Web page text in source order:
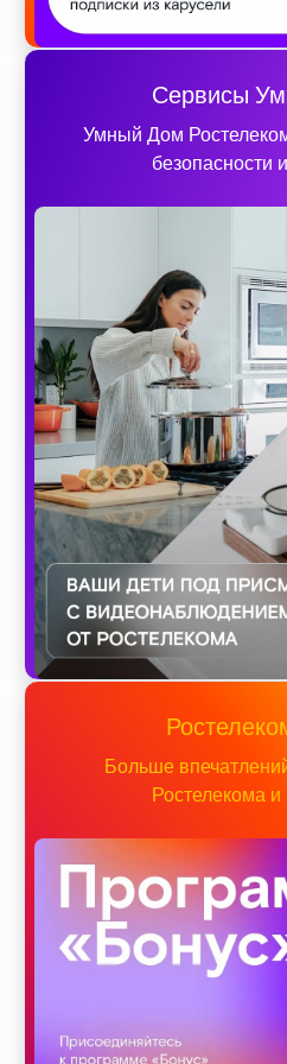
Сервисы
Умный Дом
безопасности
Больше
Ростелекома